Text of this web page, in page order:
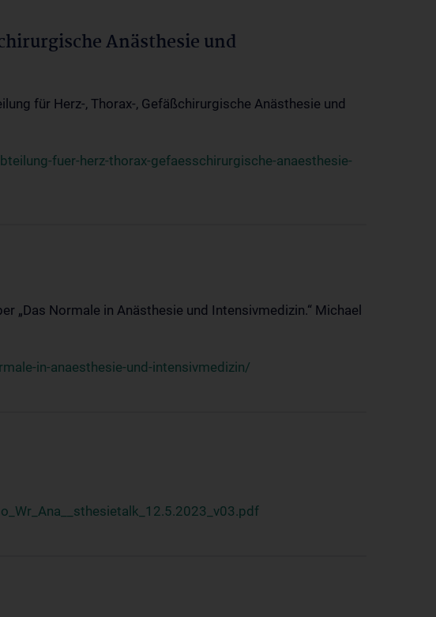
Anästhesie und
für Herz-, Thorax-, Gefäßchirurgische Anästhesie und
fuer-herz-thorax-gefaesschirurgische-anaesthesie-
„Das Normale in Anästhesie und Intensivmedizin.“ Michael
in-anaesthesie-und-intensivmedizin/